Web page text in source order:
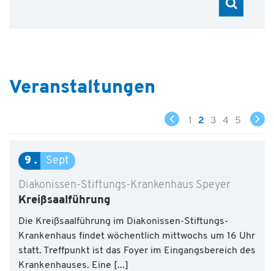
Veranstaltungen
1 2 3 4 5
9 Sept
Diakonissen-Stiftungs-Krankenhaus Speyer
Kreißsaalführung
Die Kreißsaalführung im Diakonissen-Stiftungs-
Krankenhaus findet wöchentlich mittwochs um 16 Uhr
statt. Treffpunkt ist das Foyer im Eingangsbereich des
Krankenhauses. Eine [...]